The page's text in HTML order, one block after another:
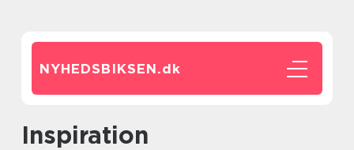
NYHEDSBIKSEN.dk
inspiration